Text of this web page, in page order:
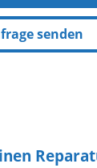
senden